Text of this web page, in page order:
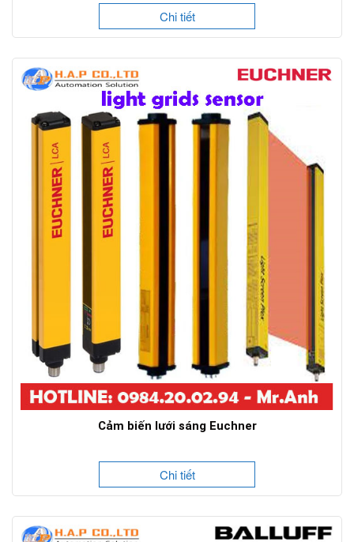
Chi tiết
Cảm biến lưới sáng Euchner
Chi tiết